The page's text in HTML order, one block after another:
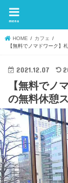
menu
HOME
カフェ
【無料でノマドワーク】
2021.12.07
【無料でノ
の無料休憩